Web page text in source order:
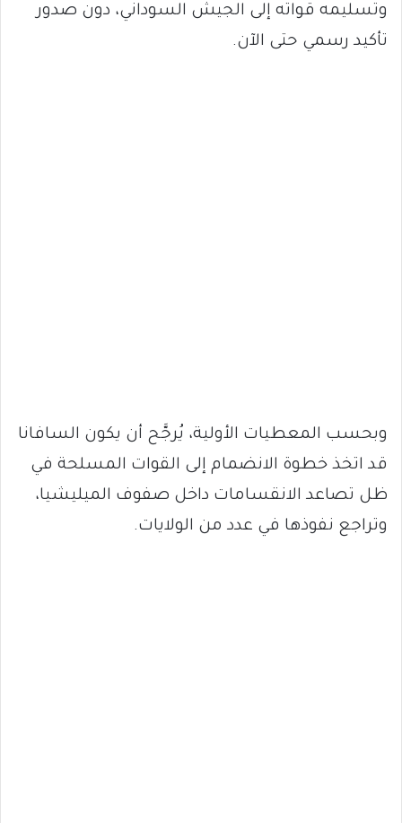
وتسليمه قواته إلى الجيش السوداني، دون صدور
تأكيد رسمي حتى الآن.
وبحسب المعطيات الأولية، يُرجَّح أن يكون السافانا
قد اتخذ خطوة الانضمام إلى القوات المسلحة في
ظل تصاعد الانقسامات داخل صفوف الميليشيا،
وتراجع نفوذها في عدد من الولايات.